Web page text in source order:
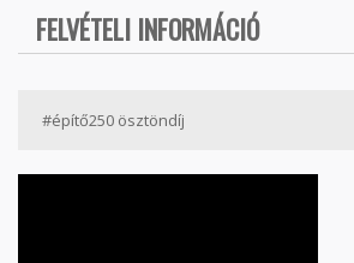
FELVÉTELI INFORMÁCIÓ
#építő250 ösztöndíj